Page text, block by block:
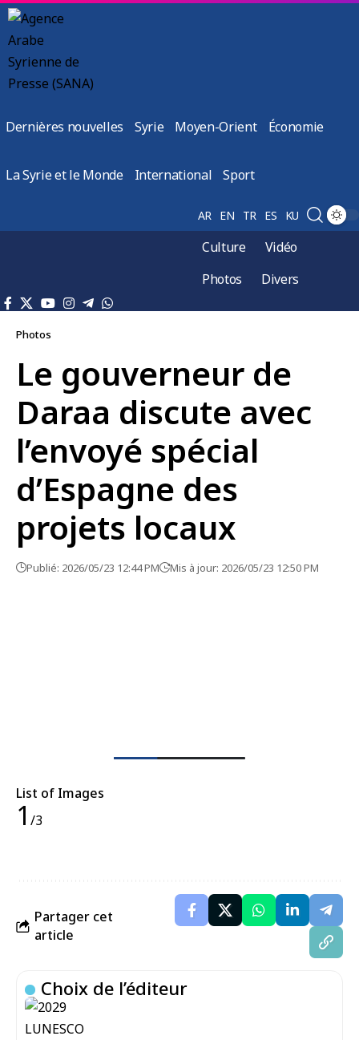
Dernières nouvelles Syrie Moyen-Orient Économie
La Syrie et le Monde International Sport
AR EN TR ES KU
Culture
Vidéo
Photos
Divers
Photos
Le gouverneur de
Daraa discute avec
l’envoyé spécial
d’Espagne des
projets locaux
Publié: 2026/05/23 12:44 PM Mis à jour: 2026/05/23 12:50 PM
List of Images
1 /3
Partager cet
article
Choix de l’éditeur